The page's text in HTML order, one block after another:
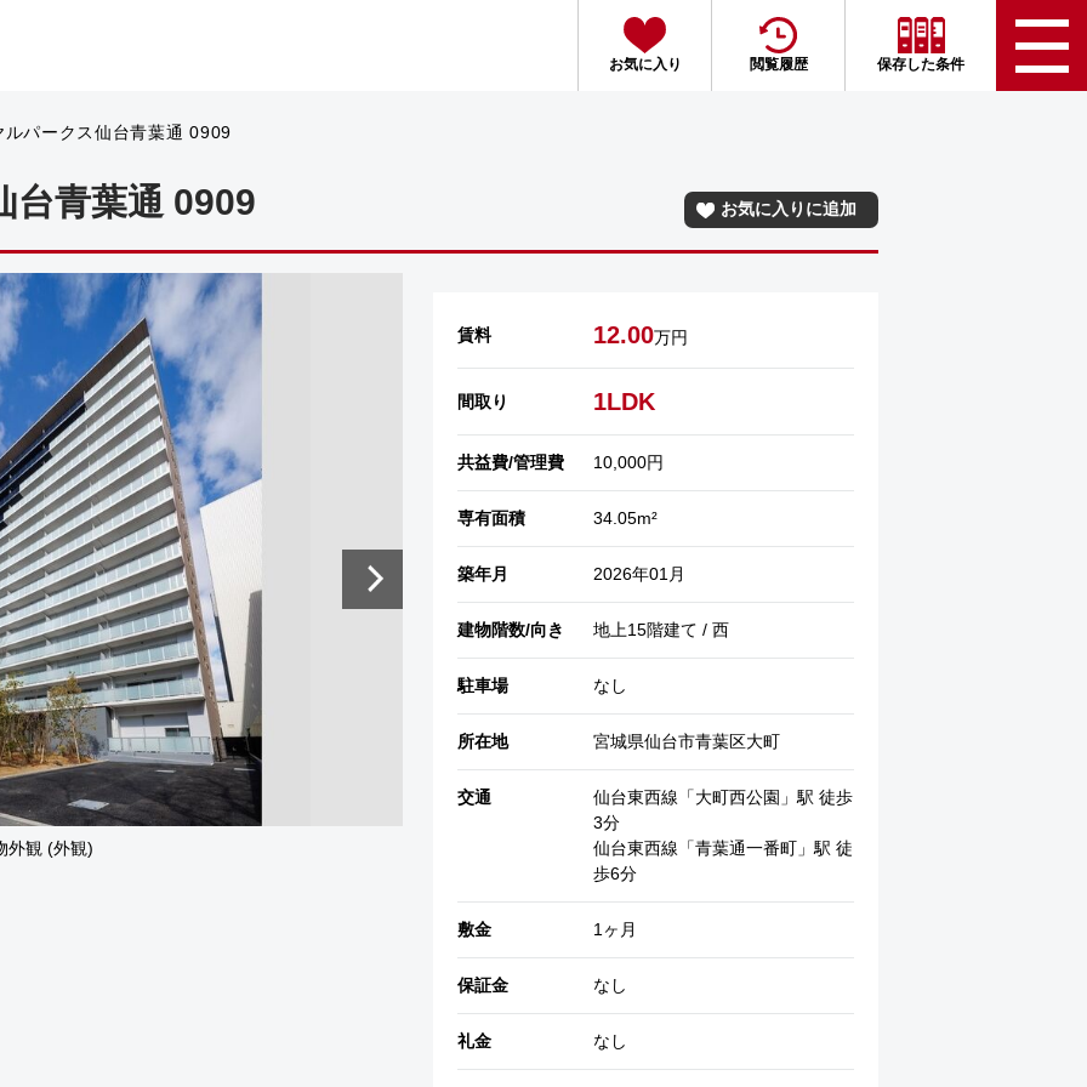
お気に入り 閲覧履歴 保存した条件
ルパークス仙台青葉通 0909
台青葉通 0909 お気に入りに追加
外観 (外観) エントランス (エントランス)
賃料 12.00万円
間取り 1LDK
共益費/管理費 10,000円
専有面積 34.05m²
築年月 2026年01月
建物階数/向き 地上15階建て / 西
駐車場 なし
所在地 宮城県仙台市青葉区大町
交通
仙台東西線「大町西公園」駅 徒歩
3分
仙台東西線「青葉通一番町」駅 徒
歩6分
敷金 1ヶ月
保証金 なし
礼金 なし